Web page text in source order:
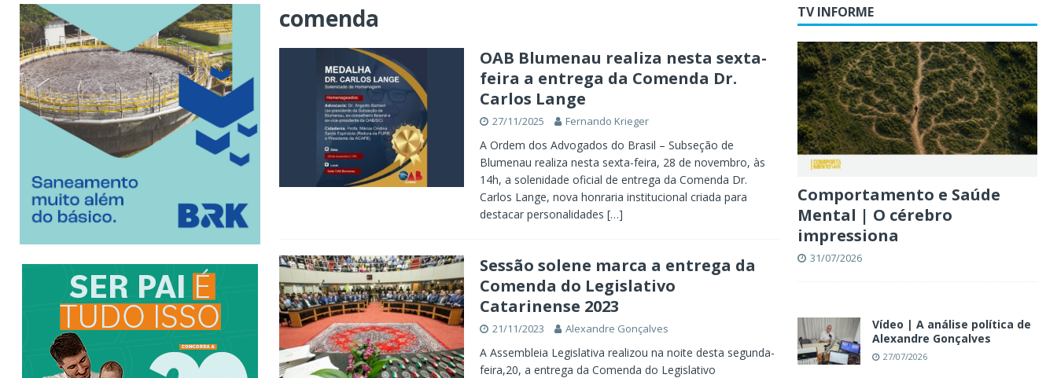
[ 07/08/2026 ] SC e Paraguai avançam em acordo por portos e milho após reuniões em Assunção
[ 07/08/2026 ] Entrevista | Túlio de Amorim Pfuetzenreiter, candidato ao Senado pelo Missão
TV INFORME BLUMENAU
[ 07/08/2026 ] HEMOSC adota novos critérios para doação de sangue
POLÍTICA
[ 07/08/2026 ]
Indaial registra o maior crescimento da história no Ideb X. DESTAQUES
comenda
OAB Blumenau realiza nesta sexta-
feira a entrega da Comenda Dr.
Carlos Lange
27/11/2025 Fernando Krieger
A Ordem dos Advogados do Brasil – Subseção de
Blumenau realiza nesta sexta-feira, 28 de novembro, às
14h, a solenidade oficial de entrega da Comenda Dr.
Carlos Lange, nova honraria institucional criada para
destacar personalidades […]
Sessão solene marca a entrega da
Comenda do Legislativo
Catarinense 2023
21/11/2023 Alexandre Gonçalves
A Assembleia Legislativa realizou na noite desta segunda-
feira,20, a entrega da Comenda do Legislativo
TV INFORME
Comportamento e Saúde
Mental | O cérebro
impressiona
31/07/2026
Vídeo | A análise política de
Alexandre Gonçalves
27/07/2026